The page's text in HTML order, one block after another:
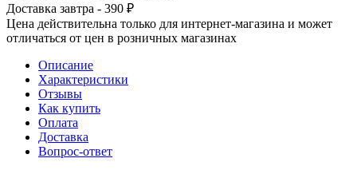
Доставка завтра - 390 ₽
Цена действительна только для интернет-магазина и может
отличаться от цен в розничных магазинах
Описание
Характеристики
Отзывы
Как купить
Оплата
Доставка
Вопрос-ответ